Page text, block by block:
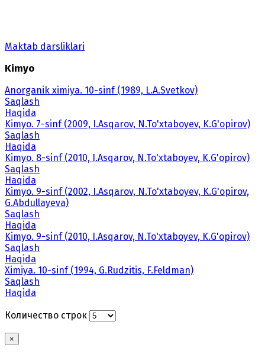
Maktab darsliklari
Kimyo
Anorganik ximiya. 10-sinf (1989, L.A.Svetkov)
Saqlash
Haqida
Kimyo. 7-sinf (2009, I.Asqarov, N.To'xtaboyev, K.G'opirov)
Saqlash
Haqida
Kimyo. 8-sinf (2010, I.Asqarov, N.To'xtaboyev, K.G'opirov)
Saqlash
Haqida
Kimyo. 9-sinf (2002, I.Asqarov, N.To'xtaboyev, K.G'opirov,
G.Abdullayeva)
Saqlash
Haqida
Kimyo. 9-sinf (2010, I.Asqarov, N.To'xtaboyev, K.G'opirov)
Saqlash
Haqida
Ximiya. 10-sinf (1994, G.Rudzitis, F.Feldman)
Saqlash
Haqida
Количество строк
×